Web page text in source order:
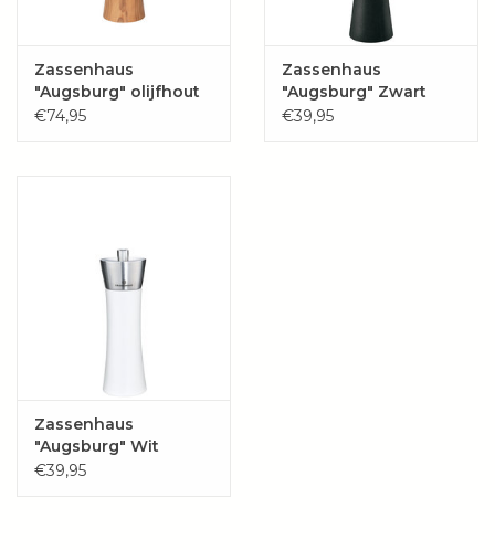
Materiaal:hout / roestvrij staal
Variabele maalgraad, van (1) fijn poeder tot (6) grove
korrel
Modern ontwerp
Zassenhaus
"Augsburg" olijfhout
€74,95
Zassenhaus
"Augsburg" Zwart
€39,95
Zassenhaus
"Augsburg" Wit
€39,95